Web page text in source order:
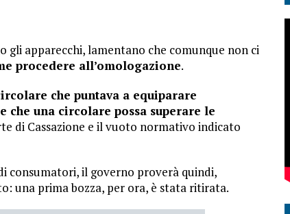
gli apparecchi, lamentano che comunque non ci
procedere all’omologazione.
che puntava a equiparare
che una circolare possa superare le
di Cassazione e il vuoto normativo indicato
consumatori, il governo proverà quindi,
una prima bozza, per ora, è stata ritirata.